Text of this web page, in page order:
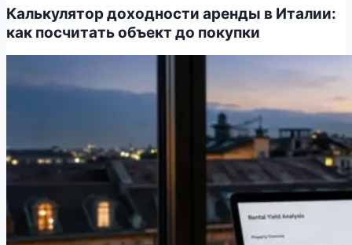
Калькулятор доходности аренды в Италии:
как посчитать объект до покупки